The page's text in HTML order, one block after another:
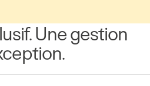
Une gestion